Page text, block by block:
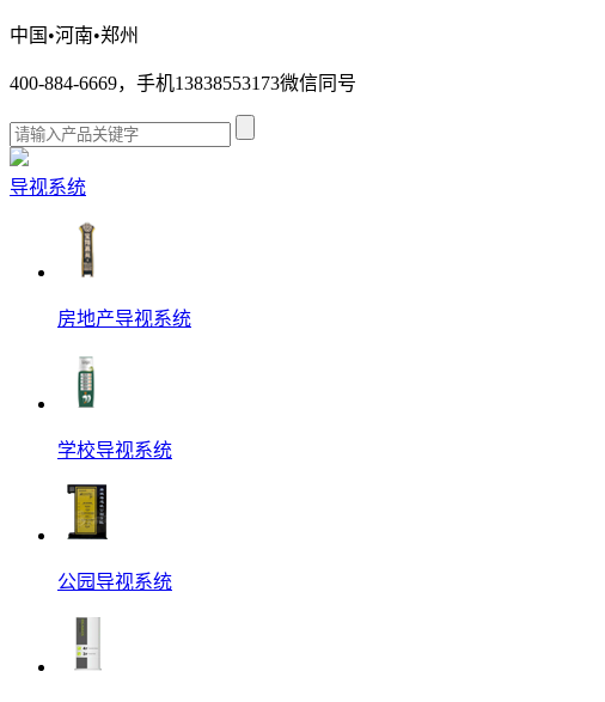
中国•河南•郑州
400-884-6669，手机13838553173微信同号
导视系统
房地产导视系统
学校导视系统
公园导视系统